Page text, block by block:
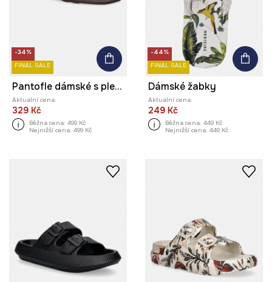
-34%
FINAL SALE
Pantofle dámské s pletenými pásky
Aktuální cena:
329 Kč
Běžná cena: 499 Kč
Nejnižší cena: 499 Kč
-44%
FINAL SALE
Dámské žabky
Aktuální cena:
249 Kč
Běžná cena: 449 Kč
Nejnižší cena: 449 Kč